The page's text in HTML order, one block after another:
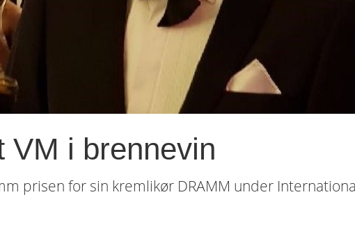
VM i brennevin
prisen for sin kremlikør DRAMM under